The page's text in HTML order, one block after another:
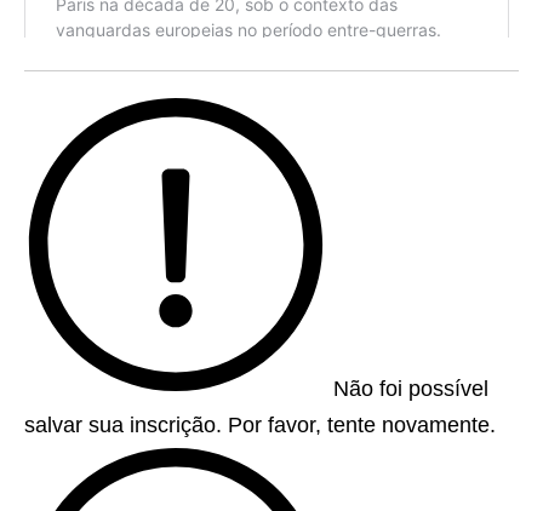
Não foi possível
salvar sua inscrição. Por favor, tente novamente.